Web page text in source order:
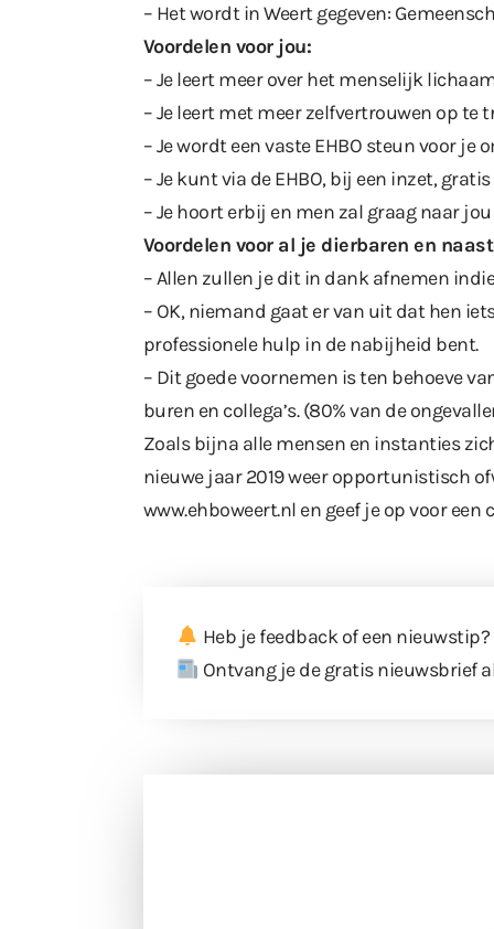
– Het wordt in Weert gegeven:
Voordelen voor jou:
– Je leert meer over het menselijk
– Je leert met meer zelfvertrouwen op
– Je wordt een vaste EHBO steun voor je
– Je kunt via de EHBO, bij een inzet,
– Je hoort erbij en men zal graag naar
Voordelen voor al je dierbaren en
– Allen zullen je dit in dank afnemen
– OK, niemand gaat er van uit dat hen
professionele hulp in de nabijheid bent.
– Dit goede voornemen is ten behoeve
buren en collega’s. (80% van de
Zoals bijna alle mensen en instanties
nieuwe jaar 2019 weer opportunistisch
www.ehboweert.nl en geef je op voor een
Heb je feedback of een nieuwstip?
Ontvang je de gratis nieuwsbrief